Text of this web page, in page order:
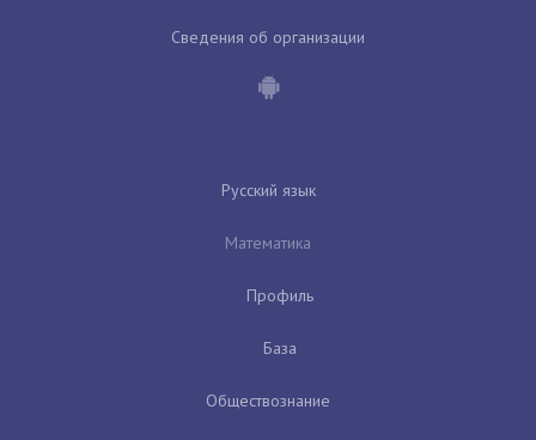
Сведения об организации
Русский язык
Математика
Профиль
База
Обществознание